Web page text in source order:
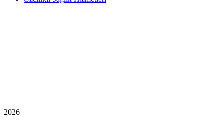
2026